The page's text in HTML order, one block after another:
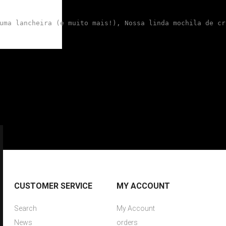
uma lancheira (e muito mais!), Nossa linda
CUSTOMER SERVICE
Search
News
MY ACCOUNT
My Account
orders